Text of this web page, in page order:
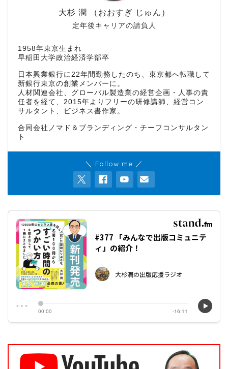
定年後キャリアの請負人
大杉 潤 （おおすぎ じゅん）
1958年東京生まれ
早稲田大学政治経済学部卒
日本興業銀行に22年間勤務したのち、東京都へ転職して
新銀行東京の創業メンバーに。
人材関連会社、グローバル製造業の経営企画・人事の責
任者を経て、2015年よりフリーの研修講師、経営コン
サルタント、ビジネス書作家。
合同会社ノマド＆ブランディング・チーフコンサルタン
ト
＼ Follow me ／